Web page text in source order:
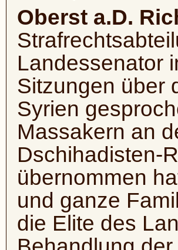
Oberst a.D.
Landessenator
Sitzungen über
Syrien
Massakern an
Dschihadisten-
übernommen
und ganze
die Elite des